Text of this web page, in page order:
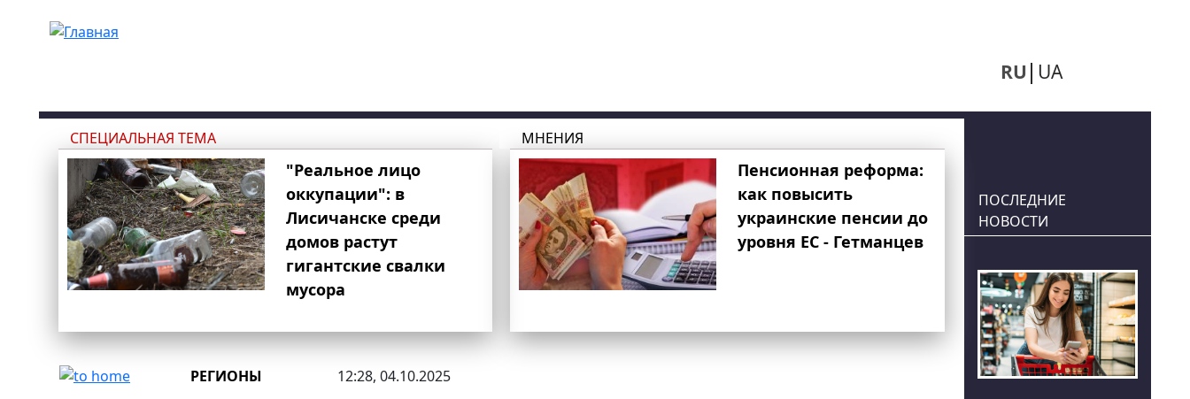
RU UA
СПЕЦИАЛЬНАЯ ТЕМА
"Реальное лицо
оккупации": в
Лисичанске среди
домов растут
гигантские свалки
мусора
МНЕНИЯ
Пенсионная реформа:
как повысить
украинские пенсии до
уровня ЕС - Гетманцев
РЕГИОНЫ 12:28, 04.10.2025
ПОСЛЕДНИЕ
НОВОСТИ